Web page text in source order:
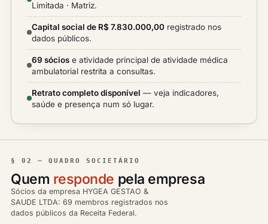
Limitada · Matriz.
Capital social de R$ 7.830.000,00 registrado nos
dados públicos.
69 sócios e atividade principal de atividade médica
ambulatorial restrita a consultas.
Retrato completo disponível — veja indicadores,
saúde e presença num só lugar.
§ 02 — QUADRO SOCIETÁRIO
Quem responde pela empresa
Sócios da empresa HYGEA GESTAO &
SAUDE LTDA: 69 membros registrados nos
dados públicos da Receita Federal.